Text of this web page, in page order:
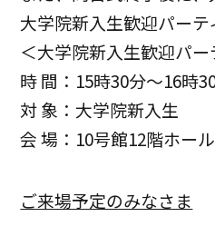
大学院新入生歓迎パーテ
＜大学院新入生歓迎パー
時 間：15時30分～16時
対 象：大学院新入生
会 場：10号館12階ホール
ご来場予定のみなさま